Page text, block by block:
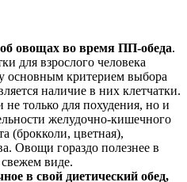
овощах во время ПП-обеда.
для взрослого человека
основным критерием выбора
наличие в них клетчатки.
только для похудения, но и
желудочно-кишечного
(брокколи, цветная),
Овощи гораздо полезнее в
виде.
в свой диетический обед,